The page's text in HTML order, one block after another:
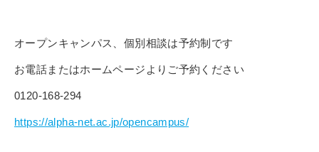
オープンキャンパス、個別相談は予約制です
お電話またはホームページよりご予約ください
0120-168-294
https://alpha-net.ac.jp/opencampus/